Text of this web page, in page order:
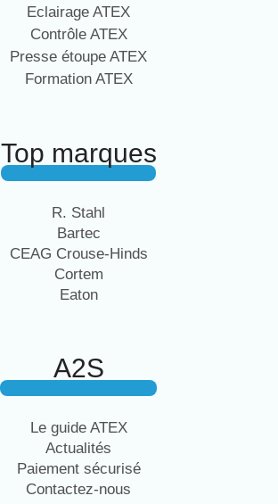
Eclairage ATEX
Contrôle ATEX
Presse étoupe ATEX
Formation ATEX
Top marques
R. Stahl
Bartec
CEAG Crouse-Hinds
Cortem
Eaton
A2S
Le guide ATEX
Actualités
Paiement sécurisé
Contactez-nous